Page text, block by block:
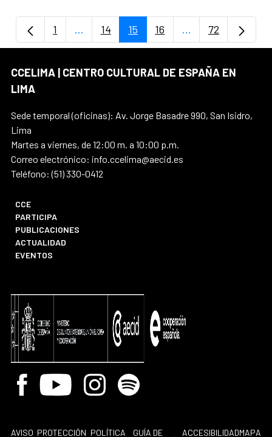
Página
1 ...Páginas intermedias Use TAB para
Página
14 Página
15 Página
16 ...PáginasPágina
72
CCELIMA | CENTRO CULTURAL DE ESPAÑA EN
LIMA
Sede temporal (oficinas): Av. Jorge Basadre 990, San Isidro,
Lima
Martes a viernes, de 12:00 m. a 10:00 p.m.
Correo electrónico: info.ccelima@aecid.es
Teléfono: (51) 330-0412
CCE
PARTICIPA
PUBLICACIONES
ACTUALIDAD
EVENTOS
Facebook
Youtube InstagramSpotify
AVISO PROTECCIÓN POLÍTICA
GUÍA DE
ACCESIBILIDADMAPA